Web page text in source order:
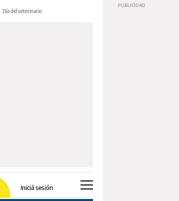
Día del veterinario
Iniciá sesión